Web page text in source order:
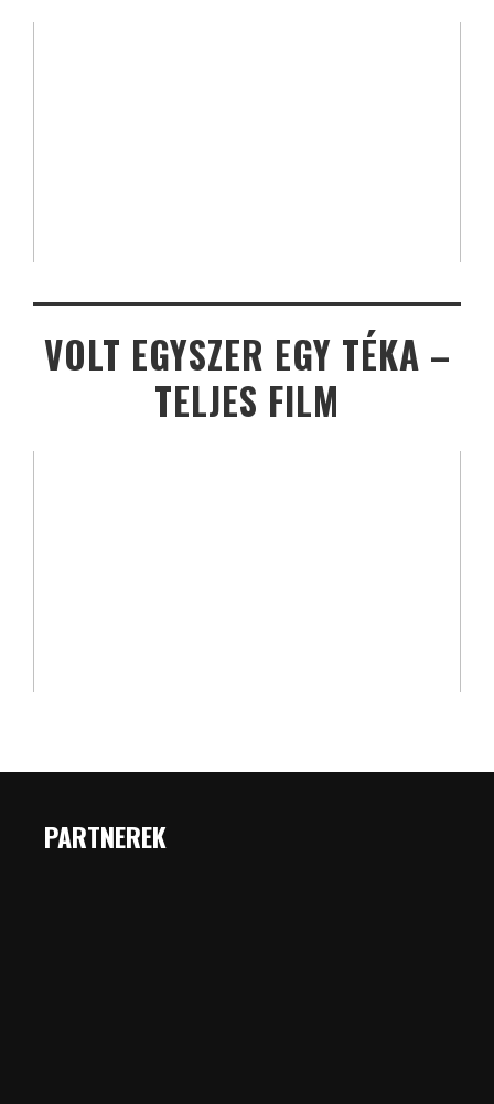
VOLT EGYSZER EGY TÉKA –
TELJES FILM
PARTNEREK